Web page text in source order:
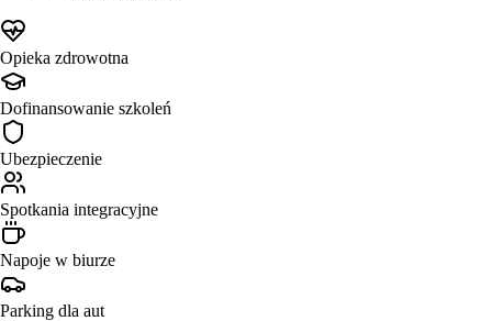
Opieka zdrowotna
Dofinansowanie szkoleń
Ubezpieczenie
Spotkania integracyjne
Napoje w biurze
Parking dla aut